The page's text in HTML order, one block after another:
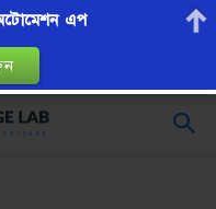
অটোমেশন এপ